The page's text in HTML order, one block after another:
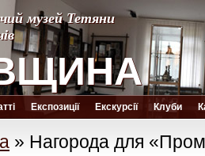
музей Тетяни
музей Тетяни
Експозиції Екскурсії Клуби
» Нагорода для